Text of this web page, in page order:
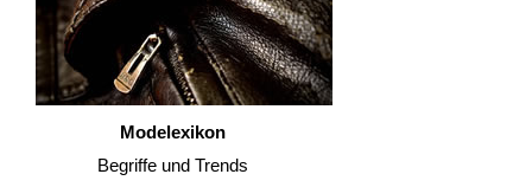
Modelexikon
Begriffe und Trends